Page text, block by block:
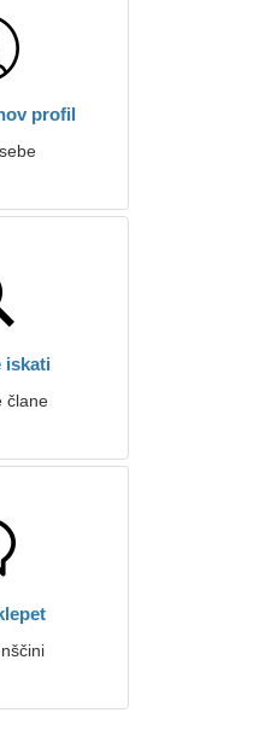
profil
iskati
člane